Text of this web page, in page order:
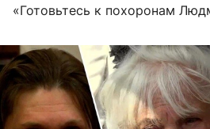
«Готовьтесь к похоронам